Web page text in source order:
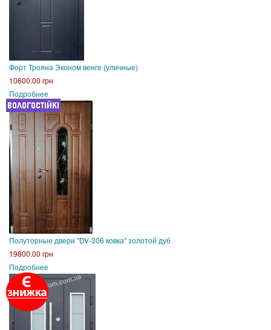
Форт Трояна Эконом венге (уличные)
10600.00 грн
Подробнее
Полуторные двери "DV-306 ковка" золотой дуб
19800.00 грн
Подробнее